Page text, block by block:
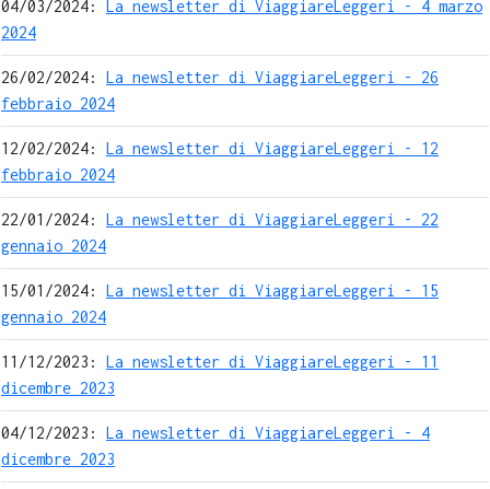
04/03/2024:
La newsletter di ViaggiareLeggeri - 4 marzo
2024
26/02/2024: La newsletter di ViaggiareLeggeri - 26
febbraio 2024
12/02/2024: La newsletter di ViaggiareLeggeri - 12
febbraio 2024
22/01/2024: La newsletter di ViaggiareLeggeri - 22
gennaio 2024
15/01/2024: La newsletter di ViaggiareLeggeri - 15
gennaio 2024
11/12/2023: La newsletter di ViaggiareLeggeri - 11
dicembre 2023
04/12/2023: La newsletter di ViaggiareLeggeri - 4
dicembre 2023